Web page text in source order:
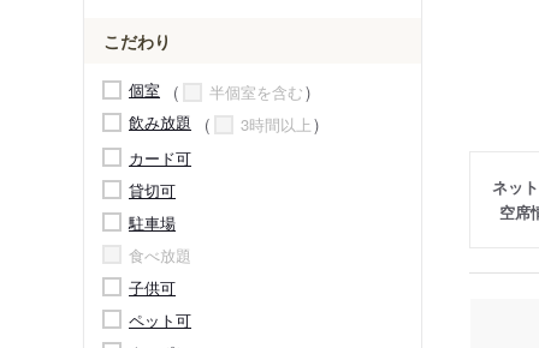
こだわり
個室
半個室を含む
飲み放題
3時間以上
カード可
貸切可
駐車場
食べ放題
子供可
ペット可
ネッ
空席